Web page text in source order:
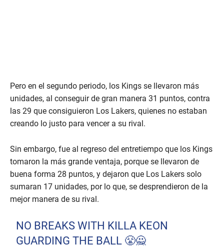
Pero en el segundo periodo, los Kings se llevaron más
unidades, al conseguir de gran manera 31 puntos, contra
las 29 que consiguieron Los Lakers, quienes no estaban
creando lo justo para vencer a su rival.
Sin embargo, fue al regreso del entretiempo que los Kings
tomaron la más grande ventaja, porque se llevaron de
buena forma 28 puntos, y dejaron que Los Lakers solo
sumaran 17 unidades, por lo que, se desprendieron de la
mejor manera de su rival.
NO BREAKS WITH KILLA KEON
GUARDING THE BALL 😤🙅